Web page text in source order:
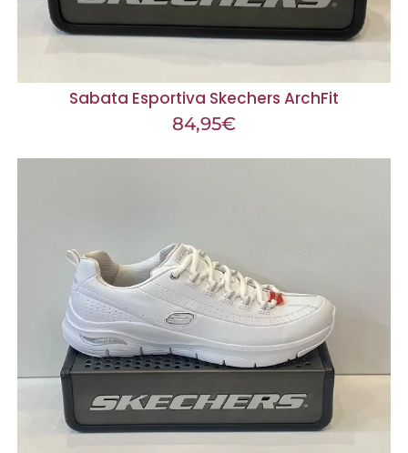
Sabata Esportiva Skechers ArchFit
84,95€